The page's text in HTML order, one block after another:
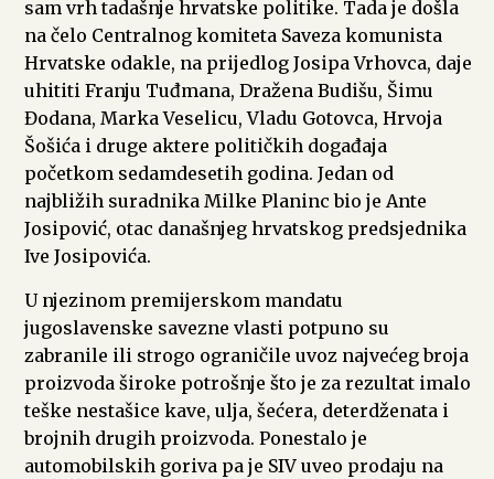
sam vrh tadašnje hrvatske politike. Tada je došla
na čelo Centralnog komiteta Saveza komunista
Hrvatske odakle, na prijedlog Josipa Vrhovca, daje
uhititi Franju Tuđmana, Dražena Budišu, Šimu
Đodana, Marka Veselicu, Vladu Gotovca, Hrvoja
Šošića i druge aktere političkih događaja
početkom sedamdesetih godina. Jedan od
najbližih suradnika Milke Planinc bio je Ante
Josipović, otac današnjeg hrvatskog predsjednika
Ive Josipovića.
U njezinom premijerskom mandatu
jugoslavenske savezne vlasti potpuno su
zabranile ili strogo ograničile uvoz najvećeg broja
proizvoda široke potrošnje što je za rezultat imalo
teške nestašice kave, ulja, šećera, deterdženata i
brojnih drugih proizvoda. Ponestalo je
automobilskih goriva pa je SIV uveo prodaju na